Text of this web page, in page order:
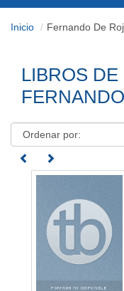
Inicio Fernando De
LIBROS DE